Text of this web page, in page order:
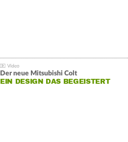
Der neue Mitsubishi Colt
EIN DESIGN DAS BEGEISTERT